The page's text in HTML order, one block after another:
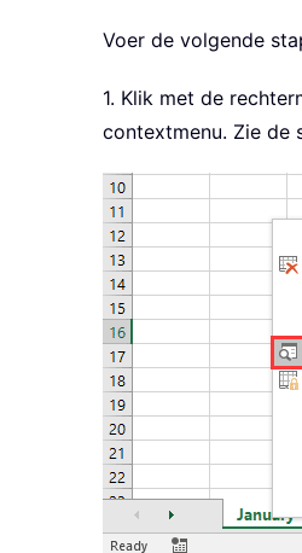
Voer de volgende
1. Klik met de
contextmenu. Zie de